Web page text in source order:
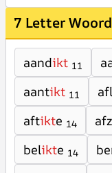
7 Letter
aandikt 11
aantikt 11 afl
aftikte 14
belikte 14